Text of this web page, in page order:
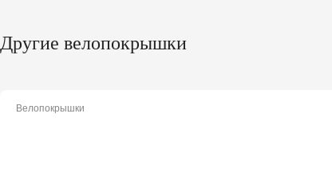
Другие велопокрышки
Велопокрышки